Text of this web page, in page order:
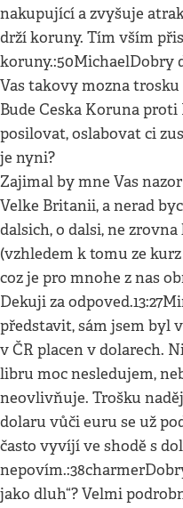
nakupující a zvyšuje
drží koruny. Tím vším
koruny.:50MichaelDobry
Vas takovy mozna
Bude Ceska Koruna
posilovat, oslabovat ci
je nyni?
Zajimal by mne Vas
Velke Britanii, a nerad
dalsich, o dalsi, ne
(vzhledem k tomu ze
coz je pro mnohe z nas
Dekuji za
představit, sám jsem byl
v ČR placen v dolarech.
libru moc nesledujem,
neovlivňuje. Trošku
dolaru vůči euru se už
často vyvíjí ve shodě s
jako dluh“? Velmi